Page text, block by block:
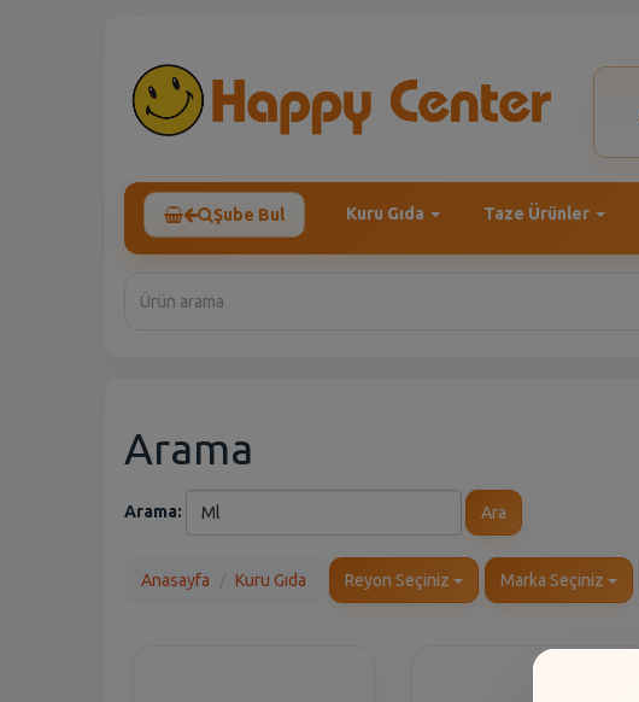
Şube Bul Kuru Gıda Taze Ürünler
Arama
Arama: Ara
Anasayfa Kuru Gıda Reyon Seçiniz Marka Seçiniz